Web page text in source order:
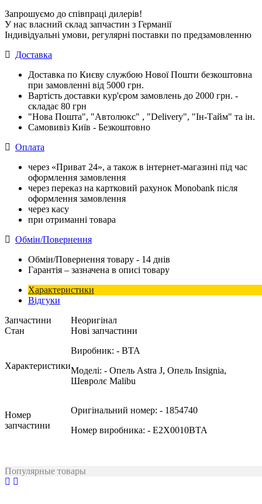
Запрошуємо до співпраці дилерів!
У нас власний склад запчастин з Германії
Індивідуальні умови, регулярні поставки по предзамовленню
Доставка
Доставка по Києву службою Нової Пошти безкоштовна
при замовленні від 5000 грн.
Вартість доставки кур'єром замовлень до 2000 грн. -
складає 80 грн
"Нова Пошта", "Автолюкс" , "Delivery", "Iн-Тайм" та ін.
Самовивіз Київ - Безкоштовно
Оплата
через «Приват 24», а також в інтернет-магазині під час
оформлення замовлення
через переказ на картковий рахунок Monobank після
оформлення замовлення
через касу
при отриманні товара
Обмін/Повернення
Обмін/Повернення товару - 14 днів
Гарантія – зазначена в описі товару
Характеристики
Відгуки
Запчастини
Неоригінал
Стан
Нові запчастини
Характеристики
Виробник: - BTA
Моделі: - Опель Astra J, Опель Insignia,
Шевролє Malibu
Номер
запчастини
Оригінальний номер: - 1854740
Номер виробника: - E2X0010BTA
Популярные товары